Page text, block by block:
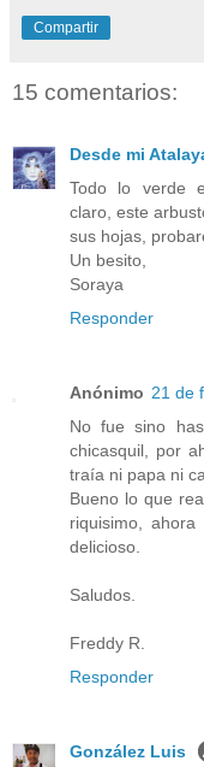
Compartir
15 comentarios:
Desde mi
Todo lo verde
claro, este
sus hojas,
Un besito,
Soraya
Responder
Anónimo 21 de
No fue sino
chicasquil, por
traía ni papa ni
Bueno lo que
riquisimo,
delicioso.
Saludos.
Freddy R.
Responder
González Luis